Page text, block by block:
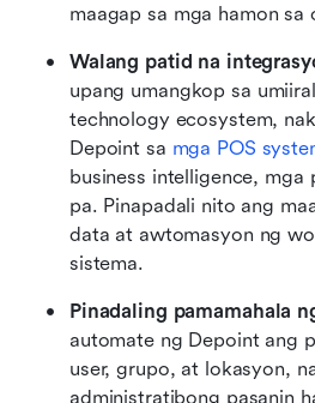
maagap sa mga hamon sa
Walang patid na
upang umangkop sa
technology ecosystem,
Depoint sa mga POS
business intelligence, mga
pa. Pinapadali nito ang
data at awtomasyon ng
sistema.
Pinadaling pamamahala
automate ng Depoint ang
user, grupo, at lokasyon,
administratibong pasanin